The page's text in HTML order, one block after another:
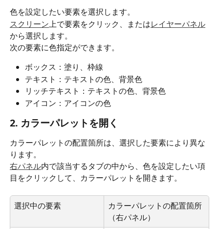
色を設定したい要素を選択します。
スクリーン上で要素をクリック、またはレイヤーパネル
から選択します。
次の要素に色指定ができます。
ボックス：塗り、枠線
テキスト：テキストの色、背景色
リッチテキスト：テキストの色、背景色
アイコン：アイコンの色
2. カラーパレットを開く
カラーパレットの配置箇所は、選択した要素により異な
ります。
右パネル内で該当するタブの中から、色を設定したい項
目をクリックして、カラーパレットを開きます。
選択中の要素
カラーパレットの配置箇所
（右パネル）